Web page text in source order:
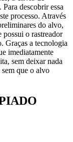
descobrir essa
processo. Através
do alvo,
possui o rastreador
Graças a tecnologia
imediatamente
sem deixar nada
sem que o alvo